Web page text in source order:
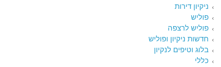
ניקיון דירות
פוליש
פוליש לרצפה
חדשות ניקיון ופוליש
בלוג וטיפים לנקיון
כללי